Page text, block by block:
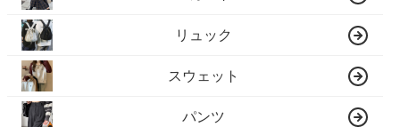
リュック
スウェット
パンツ